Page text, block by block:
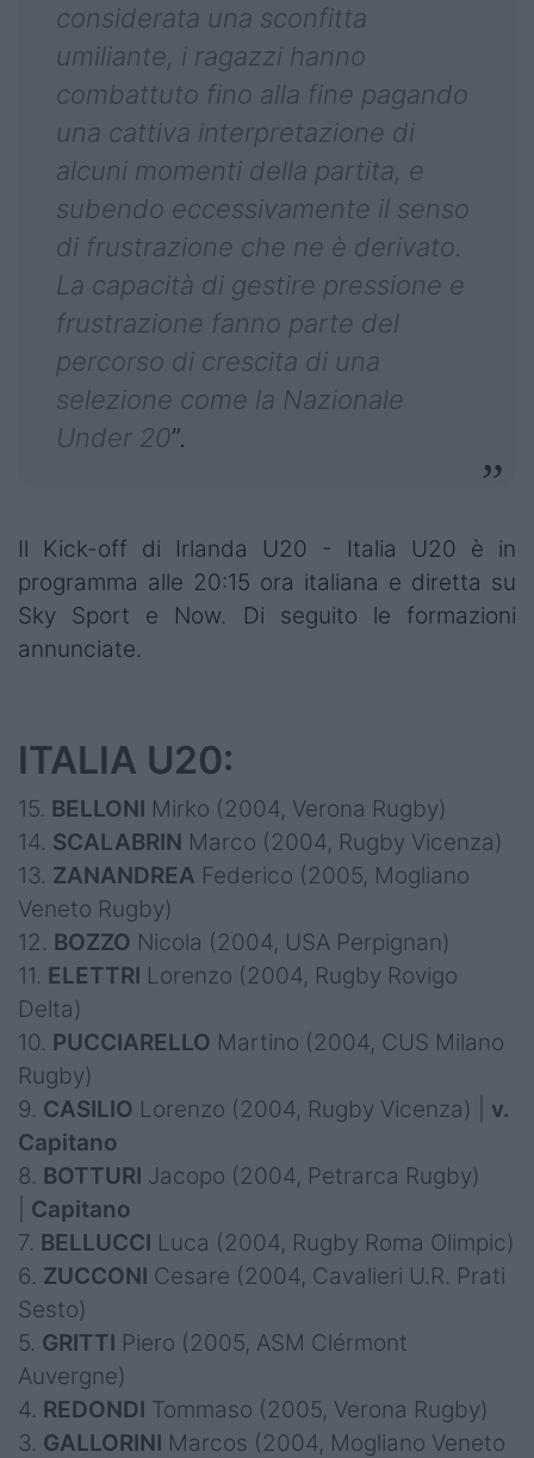
considerata una sconfitta
umiliante, i ragazzi hanno
combattuto fino alla fine pagando
una cattiva interpretazione di
alcuni momenti della partita, e
subendo eccessivamente il senso
di frustrazione che ne è derivato.
La capacità di gestire pressione e
frustrazione fanno parte del
percorso di crescita di una
selezione come la Nazionale
Under 20”.
Il Kick-off di Irlanda U20 - Italia U20 è in
programma alle 20:15 ora italiana e diretta su
Sky Sport e Now. Di seguito le formazioni
annunciate.
ITALIA U20:
15. BELLONI Mirko (2004, Verona Rugby)
14. SCALABRIN Marco (2004, Rugby Vicenza)
13. ZANANDREA Federico (2005, Mogliano
Veneto Rugby)
12. BOZZO Nicola (2004, USA Perpignan)
11. ELETTRI Lorenzo (2004, Rugby Rovigo
Delta)
10. PUCCIARELLO Martino (2004, CUS Milano
Rugby)
9. CASILIO Lorenzo (2004, Rugby Vicenza) | v.
Capitano
8. BOTTURI Jacopo (2004, Petrarca Rugby)
Capitano
7. BELLUCCI Luca (2004, Rugby Roma Olimpic)
6. ZUCCONI Cesare (2004, Cavalieri U.R. Prati
Sesto)
5. GRITTI Piero (2005, ASM Clérmont
Auvergne)
4. REDONDI Tommaso (2005, Verona Rugby)
3. GALLORINI Marcos (2004, Mogliano Veneto